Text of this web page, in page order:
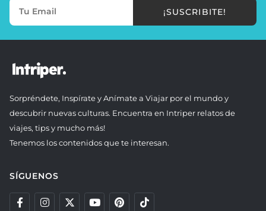
¡SUSCRIBITE!
Sorpréndete, Inspírate y Anímate a Viajar por el mundo y
descubrir nuevas culturas. Encuentra en Intriper relatos de
viajes, tips y mucho más!
Tenemos los contenidos que te interesan.
SÍGUENOS